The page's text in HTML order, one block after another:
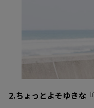
2.ちょっとよそゆきな